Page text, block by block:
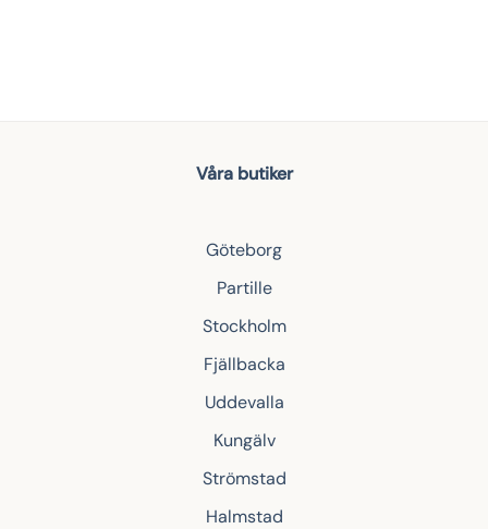
Våra butiker
Göteborg
Partille
Stockholm
Fjällbacka
Uddevalla
Kungälv
Strömstad
Halmstad